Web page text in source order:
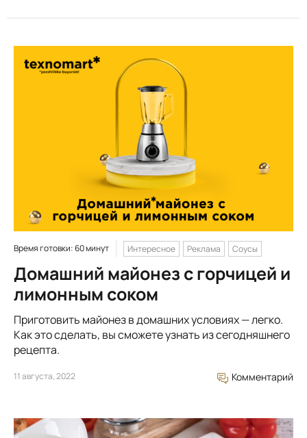
Время готовки: 60 минут Интересное Реклама Соусы
Домашний майонез с горчицей и
лимонным соком
Приготовить майонез в домашних условиях — легко.
Как это сделать, вы сможете узнать из сегодняшнего
рецепта.
11 августа, 2022 Комментарий